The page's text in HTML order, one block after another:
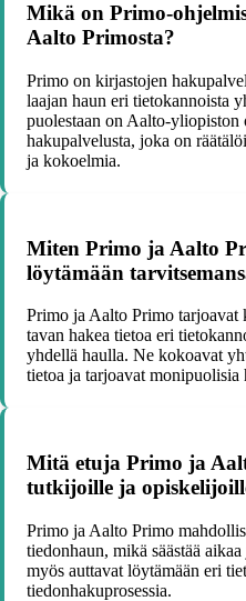
Mikä on Primo-
Aalto Primosta?
Primo on kirjastojen
laajan haun eri tietokannoista
puolestaan on Aalto-yliopiston
hakupalvelusta, joka on
ja kokoelmia.
Miten Primo ja Aalto
löytämään
Primo ja Aalto Primo tarjoavat
tavan hakea tietoa eri
yhdellä haulla. Ne kokoavat
tietoa ja tarjoavat monipuolisia
Mitä etuja Primo ja
tutkijoille ja
Primo ja Aalto Primo
tiedonhaun, mikä säästää
myös auttavat löytämään eri
tiedonhakuprosessia.